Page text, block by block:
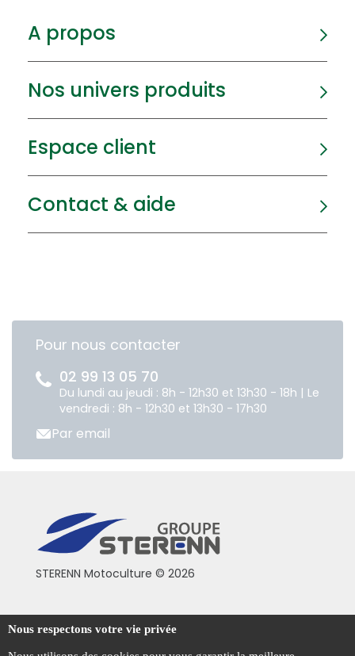
A propos
Nos univers produits
Espace client
Contact & aide
Pour nous contacter
02 99 13 05 70
Du lundi au jeudi : 8h - 12h30 et 13h30 - 18h | Le
vendredi : 8h - 12h30 et 13h30 - 17h30
Par email
STERENN Motoculture © 2026
Conditions générales de vente
Mentions légales
Nous respectons votre vie privée